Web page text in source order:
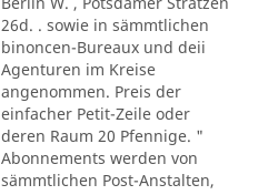
26d. . sowie in sämmtlichen
binoncen-Bureaux und deii
Agenturen im Kreise
angenommen. Preis der
einfacher Petit-Zeile oder
deren Raum 20 Pfennige. "
Abonnements werden von
sämmtlichen Post-Anstalten,